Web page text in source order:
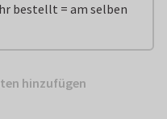
bestellt = am selben
hinzufügen